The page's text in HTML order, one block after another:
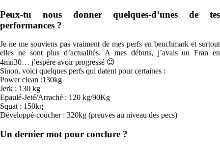
Peux-tu nous donner quelques-d’unes de tes
performances ?
Je ne me souviens pas vraiment de mes perfs en benchmark et surtout
elles ne sont plus d’actualités. A mes débuts, j’avais un Fran en
4mn30… j’espère avoir progressé 😉
Sinon, voici quelques perfs qui datent pour certaines :
Power clean :130kg
Jerk : 130 kg
Epaulé-Jeté/Arraché : 120 kg/90Kg
Squat : 150kg
Développé-coucher : 320kg (preuves au niveau des pecs)
Un dernier mot pour conclure ?